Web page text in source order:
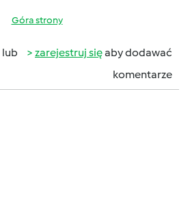
Góra strony
lub zarejestruj sięaby dodawać
komentarze